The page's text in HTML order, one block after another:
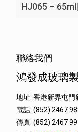
HJ065 –
聯絡我們
鴻發成玻璃
地址: 香港新界屯
電話: (852) 2467
傳真: (852) 2467